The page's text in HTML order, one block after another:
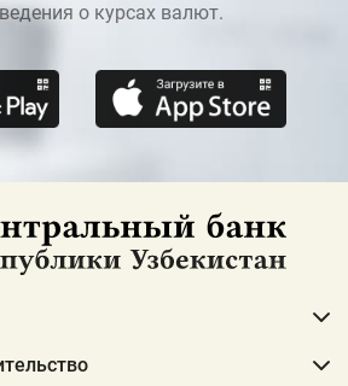
о курсах валют.